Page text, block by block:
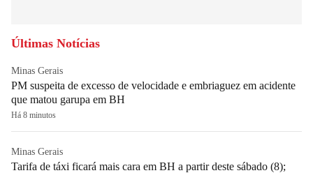
Últimas Notícias
Minas Gerais
PM suspeita de excesso de velocidade e embriaguez em acidente
que matou garupa em BH
Há 8 minutos
Minas Gerais
Tarifa de táxi ficará mais cara em BH a partir deste sábado (8);